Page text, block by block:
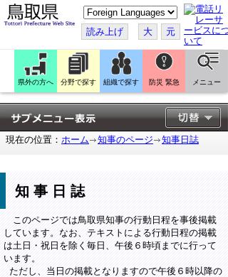
こ
の
ペ
ー
ジ
翻
訳
す
る
読み上げ 大 元
県外の方へ 分野で探す 組織で探す 防災 緊急 メニュー
現在の位置： ホーム 知事のページ 知事日誌
知事日誌
このページでは鳥取県知事の行動日程を事後掲載
しています。なお、テキストによる行動日程の掲載
は土日・祝日を除く毎日、午後６時頃までに行って
います。
ただし、当日の掲載となりますので午後６時以降の